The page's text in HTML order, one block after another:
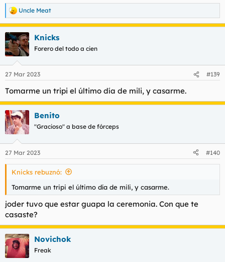
R
e
a
c
c
i
e
:
Uncle Meat
Knicks
Forero del todo a cien
27 Mar 2023 #139
Tomarme un tripi el último día de mili, y casarme.
Benito
"Gracioso" a base de fórceps
27 Mar 2023 #140
Knicks rebuznó:
Tomarme un tripi el último día de mili, y casarme.
joder tuvo que estar guapa la ceremonia. Con que te
casaste?
Novichok
Freak